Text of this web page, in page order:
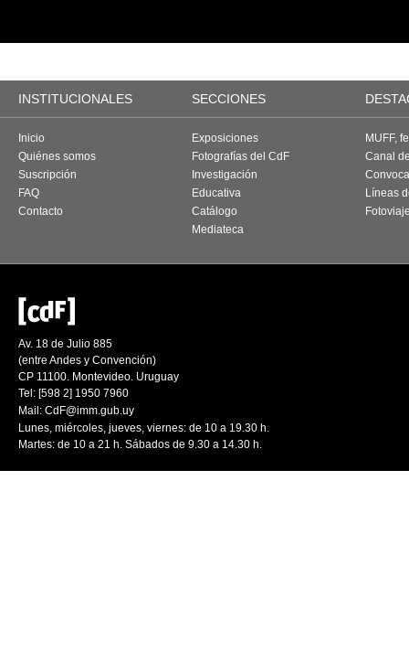
INSTITUCIONALES SECCIONES
Inicio
Quiénes somos
Suscripción
FAQ
Contacto
Exposiciones
Fotografías del CdF
Investigación
Educativa
Catálogo
Mediateca
MUFF,
Canal
Líneas
Av. 18 de Julio 885
(entre Andes y Convención)
CP 11100. Montevideo. Uruguay
Tel: [598 2] 1950 7960
Mail: CdF@imm.gub.uy
Lunes, miércoles, jueves, viernes: de 10 a 19.30 h.
Martes: de 10 a 21 h. Sábados de 9.30 a 14.30 h.